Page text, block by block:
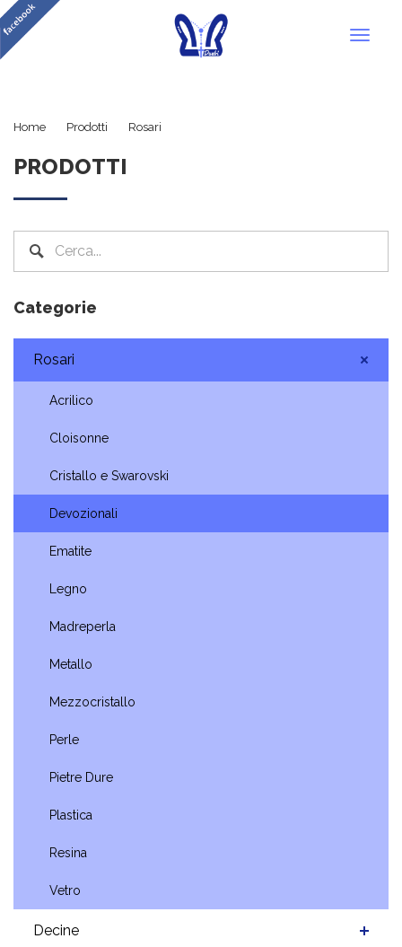
Home Prodotti Rosari
PRODOTTI
Categorie
Rosari
Acrilico
Cloisonne
Cristallo e Swarovski
Devozionali
Ematite
Legno
Madreperla
Metallo
Mezzocristallo
Perle
Pietre Dure
Plastica
Resina
Vetro
Decine